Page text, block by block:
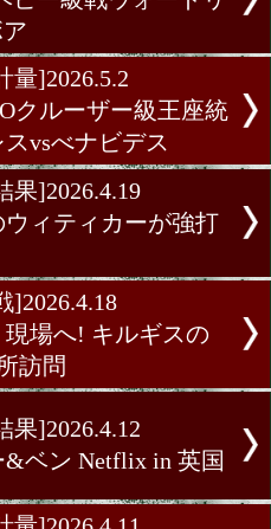
ニマム級戦ジェル
日計量
合結果]2026.5.10
世界ヘビー級戦
vsデュボア
計量]2026.5.9
ザー級戦レオvsア
で体重超過
日計量]2026.5.9
界ヘビー級戦ウォ
ボア